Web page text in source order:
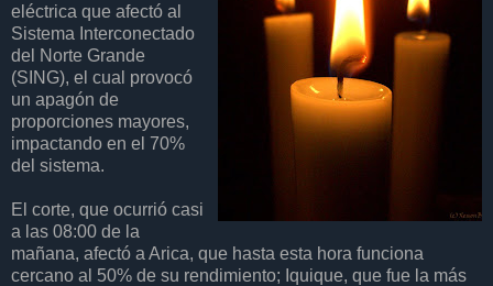
eléctrica que afectó al
Sistema Interconectado
del Norte Grande
(SING), el cual provocó
un apagón de
proporciones mayores,
impactando en el 70%
del sistema.
El corte, que ocurrió casi
a las 08:00 de la
mañana, afectó a Arica, que hasta esta hora funciona
cercano al 50% de su rendimiento; Iquique, que fue la más